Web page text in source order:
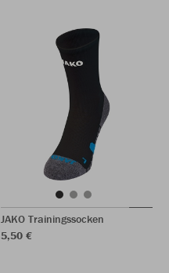
JAKO Trainingssocken
5,50 €